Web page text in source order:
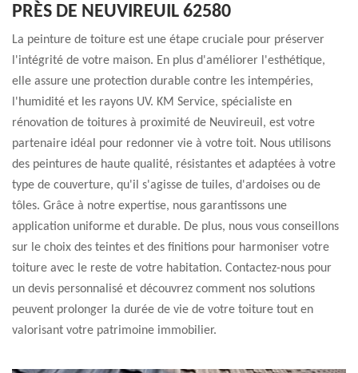
PRÈS DE NEUVIREUIL 62580
La peinture de toiture est une étape cruciale pour préserver
l'intégrité de votre maison. En plus d'améliorer l'esthétique,
elle assure une protection durable contre les intempéries,
l'humidité et les rayons UV. KM Service, spécialiste en
rénovation de toitures à proximité de Neuvireuil, est votre
partenaire idéal pour redonner vie à votre toit. Nous utilisons
des peintures de haute qualité, résistantes et adaptées à votre
type de couverture, qu'il s'agisse de tuiles, d'ardoises ou de
tôles. Grâce à notre expertise, nous garantissons une
application uniforme et durable. De plus, nous vous conseillons
sur le choix des teintes et des finitions pour harmoniser votre
toiture avec le reste de votre habitation. Contactez-nous pour
un devis personnalisé et découvrez comment nos solutions
peuvent prolonger la durée de vie de votre toiture tout en
valorisant votre patrimoine immobilier.